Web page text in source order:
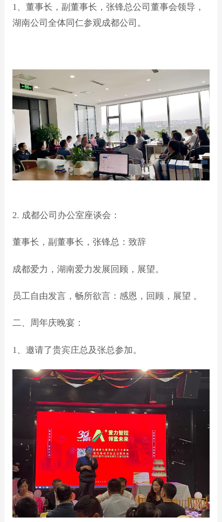
1、董事长，副董事长，张锋总公司董事会领导，
湖南公司全体同仁参观成都公司。
2. 成都公司办公室座谈会：
董事长，副董事长，张锋总：致辞
成都爱力，湖南爱力发展回顾，展望。
员工自由发言，畅所欲言：感恩，回顾，展望 。
二、周年庆晚宴：
1、邀请了贵宾庄总及张总参加。